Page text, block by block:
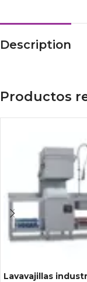
Description
Productos
Lavavajillas